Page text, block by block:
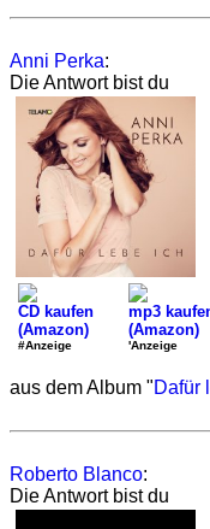
Anni Perka:
Die Antwort bist du
CD kaufen
(Amazon)
#Anzeige
mp3
(Amazon)
'Anzeige
aus dem Album "Dafür
Roberto Blanco:
Die Antwort bist du